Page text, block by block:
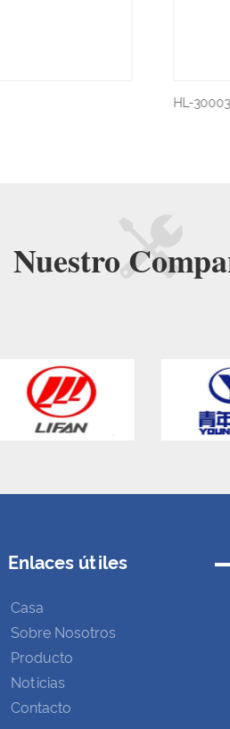
Nuestro
Enlaces útiles
Casa
Sobre Nosotros
Producto
Noticias
Contacto